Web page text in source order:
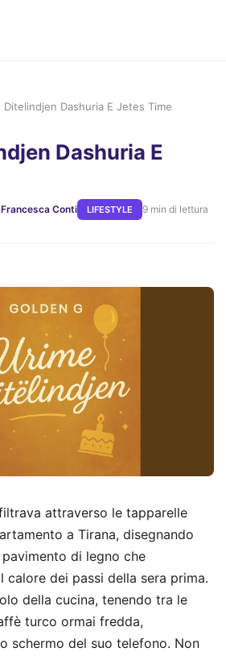
Ditelindjen Dashuria E Jetes Time
Dashuria E
Conti LIFESTYLE 9 min di lettura
attraverso le tapparelle
a Tirana, disegnando
di legno che
calore dei passi della sera prima.
della cucina, tenendo tra le
turco ormai fredda,
schermo del suo telefono. Non